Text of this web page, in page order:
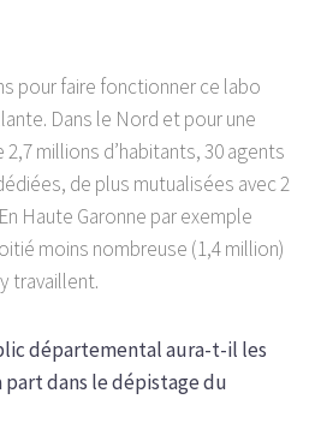
pour faire fonctionner ce labo
Dans le Nord et pour une
millions d’habitants, 30 agents
de plus mutualisées avec 2
Haute Garonne par exemple
moins nombreuse (1,4 million)
travaillent.
départemental aura-t-il les
part dans le dépistage du